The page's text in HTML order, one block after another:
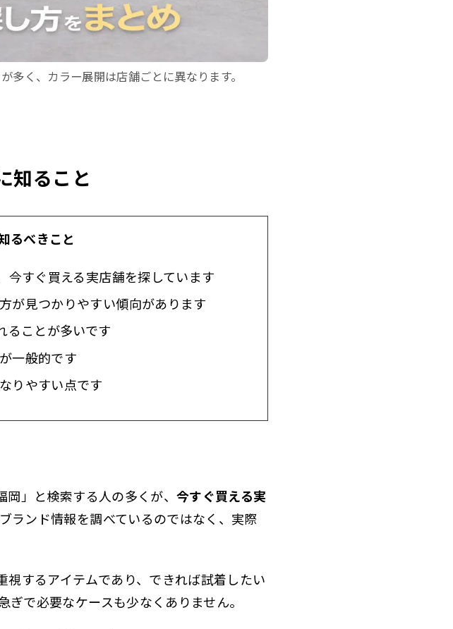
く、カラー展開は店舗ごとに異なります。
知ること
るべきこと
すぐ買える実店舗を探しています
が見つかりやすい傾向があります
ることが多いです
一般的です
りやすい点です
岡」と検索する人の多くが、今すぐ買える実
ランド情報を調べているのではなく、実際
するアイテムであり、できれば試着したい
で必要なケースも少なくありません。